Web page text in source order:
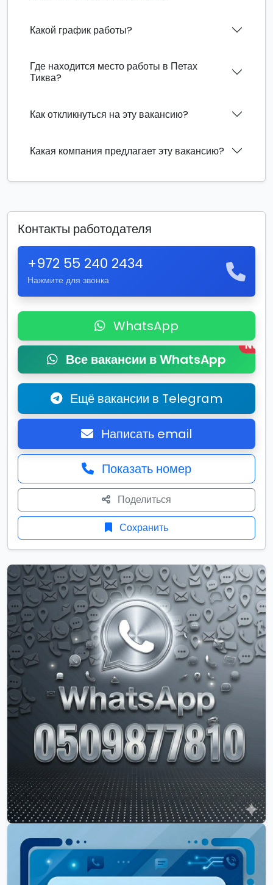
Какой график работы?
Где находится место работы в Петах
Тиква?
Как откликнуться на эту вакансию?
Какая компания предлагает эту вакансию?
Контакты работодателя
+972 55 240 2434
Нажмите для звонка
WhatsApp
Все вакансии в WhatsApp
New
Ещё вакансии в Telegram
Написать email
Показать номер
Поделиться
Сохранить